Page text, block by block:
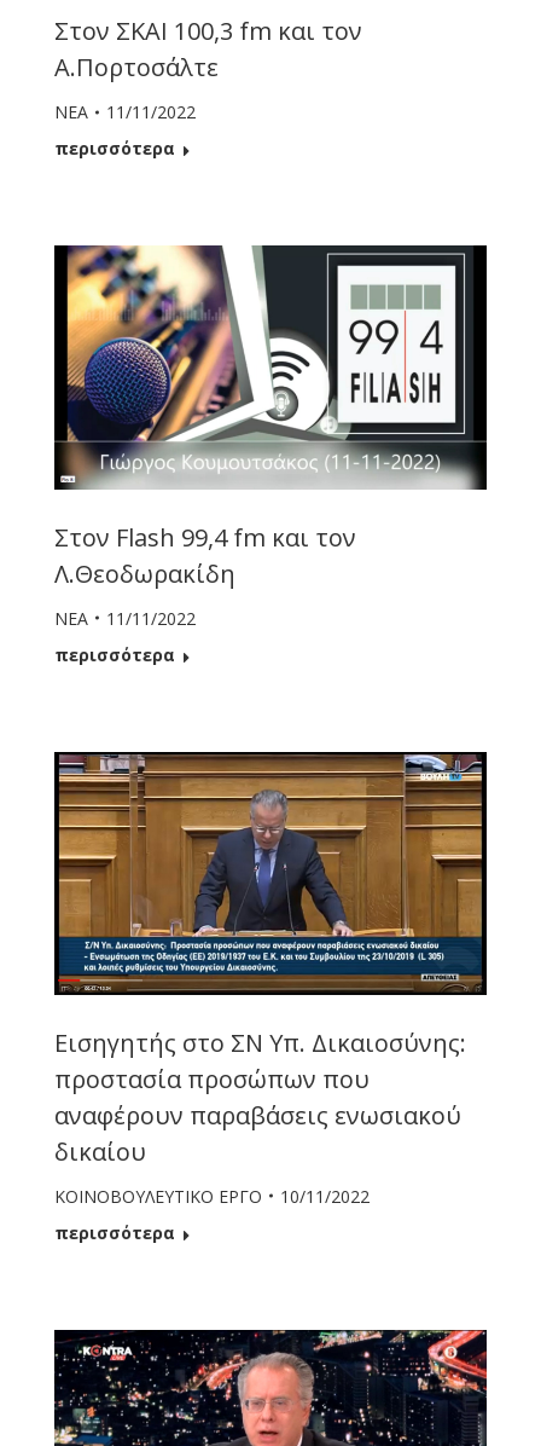
Στον ΣΚΑΙ 100,3 fm και τον
Α.Πορτοσάλτε
ΝΕΑ
11/11/2022
περισσότερα
Στον Flash 99,4 fm και τον
Λ.Θεοδωρακίδη
ΝΕΑ
11/11/2022
περισσότερα
Εισηγητής στο ΣΝ Υπ. Δικαιοσύνης:
προστασία προσώπων που
αναφέρουν παραβάσεις ενωσιακού
δικαίου
ΚΟΙΝΟΒΟΥΛΕΥΤΙΚΟ ΕΡΓΟ
10/11/2022
περισσότερα